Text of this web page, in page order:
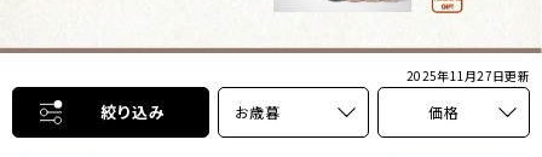
2025年11月27日更新
絞り込み お歳暮 価格